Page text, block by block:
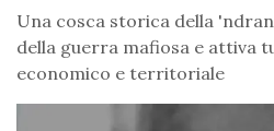
Una cosca storica della
della guerra mafiosa e attiva
economico e territoriale